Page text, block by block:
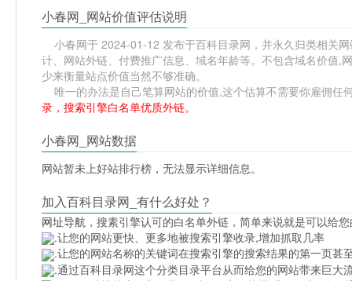
小春网_网站价值评估说明
小春网于 2024-01-12 发布于百科目录网，并永久归类相关
计、网站外链、付费推广信息、域名年龄等。不包含域名价值
少来衡量站点价值当然不够准确。
唯一的办法是自己笔算网站的价值,这个估算不需要你雇佣任
录，搜索引擎白名单优质外链。
小春网_网站数据
网站暂未上好站排行榜，无法显示详细信息。
加入百科目录网_有什么好处？
网址导航 ，搜素引擎认可的白名单外链，简单来说就是可以给
.让您的网站更快、更多地被搜索引擎收录,增加抓取几率
.让您的网站名称的关键词在搜索引擎的搜索结果的第一页甚
.通过百科目录网这个分类目录平台从而给您的网站带来巨大